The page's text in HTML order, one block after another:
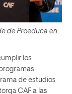
de Proeduca en
los
de estudios
CAF a las